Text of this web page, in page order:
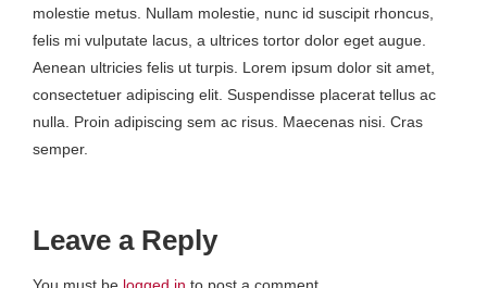
molestie metus. Nullam molestie, nunc id suscipit rhoncus,
felis mi vulputate lacus, a ultrices tortor dolor eget augue.
Aenean ultricies felis ut turpis. Lorem ipsum dolor sit amet,
consectetuer adipiscing elit. Suspendisse placerat tellus ac
nulla. Proin adipiscing sem ac risus. Maecenas nisi. Cras
semper.
Leave a Reply